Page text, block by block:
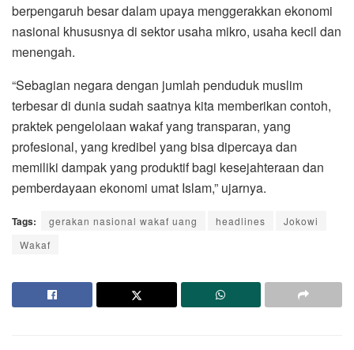
berpengaruh besar dalam upaya menggerakkan ekonomi
nasional khususnya di sektor usaha mikro, usaha kecil dan
menengah.
“Sebagian negara dengan jumlah penduduk muslim
terbesar di dunia sudah saatnya kita memberikan contoh,
praktek pengelolaan wakaf yang transparan, yang
profesional, yang kredibel yang bisa dipercaya dan
memiliki dampak yang produktif bagi kesejahteraan dan
pemberdayaan ekonomi umat Islam,” ujarnya.
Tags: gerakan nasional wakaf uang headlines
Jokowi
Wakaf